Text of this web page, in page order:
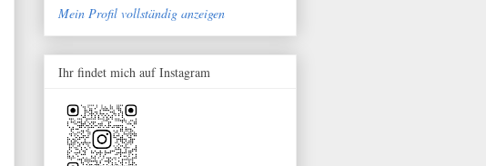
Mein Profil vollständig anzeigen
Ihr findet mich auf Instagram